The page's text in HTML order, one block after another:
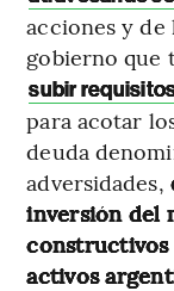
acciones y de
gobierno que
subir
para acotar
deuda
adversidades,
inversión del
constructivos
activos